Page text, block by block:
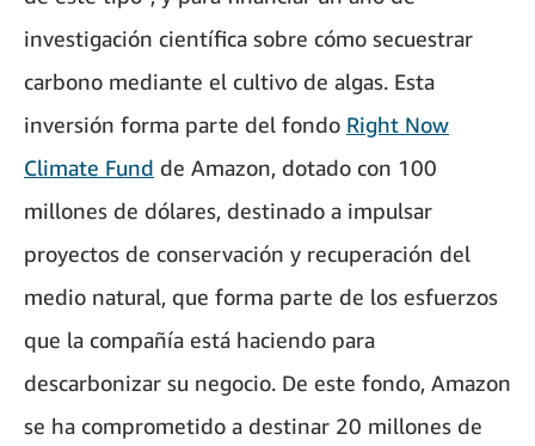
investigación científica sobre cómo secuestrar
carbono mediante el cultivo de algas. Esta
inversión forma parte del fondo Right Now
Climate Fund de Amazon, dotado con 100
millones de dólares, destinado a impulsar
proyectos de conservación y recuperación del
medio natural, que forma parte de los esfuerzos
que la compañía está haciendo para
descarbonizar su negocio. De este fondo, Amazon
se ha comprometido a destinar 20 millones de